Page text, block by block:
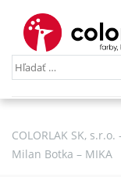
COLORLAK SK,
Milan Botka – MIKA